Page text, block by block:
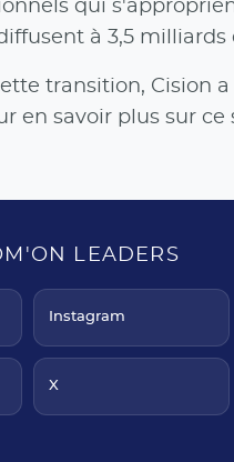
qui
à 3,5 milliards
transition, Cision
en savoir plus sur
LEADERS
Instagram
X